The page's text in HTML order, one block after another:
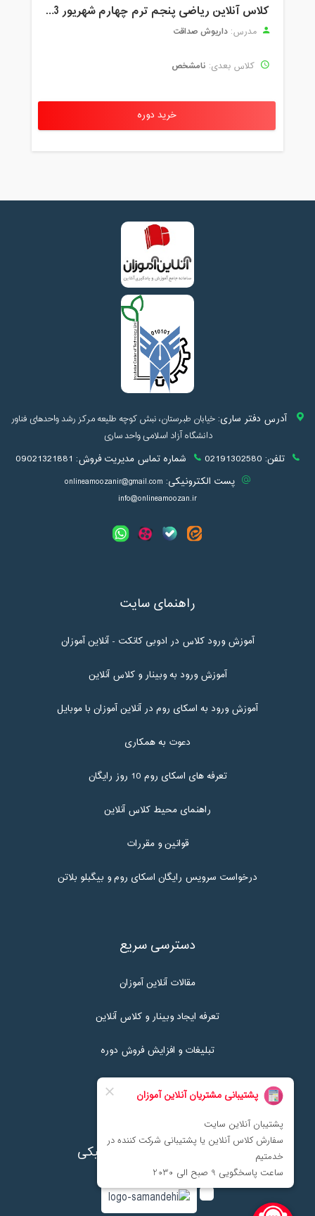
کلاس آنلاین ریاضی پنجم ترم چهارم شهریور 1403
مدرس: داریوش صداقت
کلاس بعدی: نامشخص
خرید دوره
آدرس دفتر ساری:خیابان طبرستان، نبش کوچه طلیعه مرکز رشد واحدهای فناور
دانشگاه آزاد اسلامی واحد ساری
تلفن: 02191302580 شماره تماس مدیریت فروش: 09021321881
پست الکترونیکی: onlineamoozanir@gmail.com
info@onlineamoozan.ir
راهنمای سایت
آموزش ورود کلاس در ادوبی کانکت - آنلاین آموزان
آموزش ورود به وبینار و کلاس آنلاین
آموزش ورود به اسکای روم در آنلاین آموزان با موبایل
دعوت به همکاری
تعرفه های اسکای روم 10 روز رایگان
راهنمای محیط کلاس آنلاین
قوانین و مقررات
درخواست سرویس رایگان اسکای روم و بیگبلو بلاتن
دسترسی سریع
مقالات آنلاین آموزان
تعرفه ایجاد وبینار و کلاس آنلاین
تبلیغات و افزایش فروش دوره
نماد اعتماد پرداخت الکترونیکی